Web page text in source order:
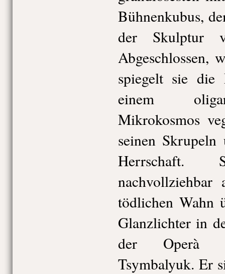
Bühnenkubus,
der Skulptur
Abgeschlossen,
spiegelt sie
einem
Mikrokosmos
seinen
Herrschaft.
tödlichen Wahn
Glanzlichter in
der Operà
Tsymbalyuk. Er